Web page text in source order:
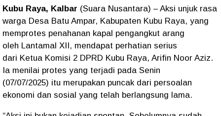
Kubu Raya, Kalbar (Suara Nusantara) – Aksi unjuk rasa
warga Desa Batu Ampar, Kabupaten Kubu Raya, yang
memprotes penahanan kapal pengangkut arang
oleh Lantamal XII, mendapat perhatian serius
dari Ketua Komisi 2 DPRD Kubu Raya, Arifin Noor Aziz.
Ia menilai protes yang terjadi pada Senin
(07/07/2025) itu merupakan puncak dari persoalan
ekonomi dan sosial yang telah berlangsung lama.